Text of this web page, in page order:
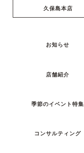
久保島本店
お知らせ
店舗紹介
季節のイベント特集
コンサルティング